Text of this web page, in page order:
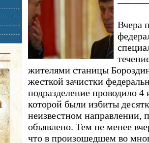
Вчера
жителями станицы
жесткой зачистки
подразделение проводило 4
которой были избиты
неизвестном направлении,
объявлено. Тем не менее
что в произошедшем во